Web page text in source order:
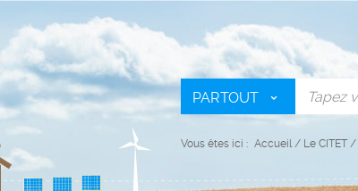
PARTOUT
Vous êtes ici : Accueil / Le CITET /